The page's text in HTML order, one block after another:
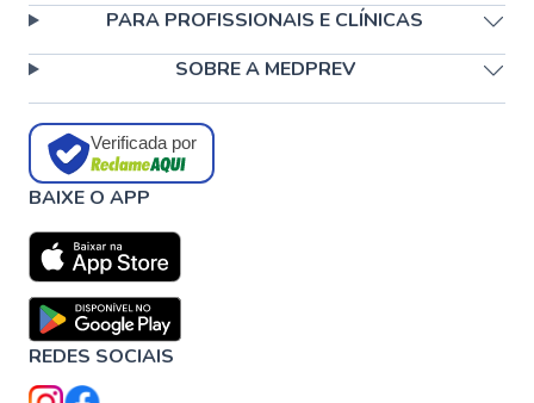
PARA PROFISSIONAIS E CLÍNICAS
SOBRE A MEDPREV
Verificada por
BAIXE O APP
REDES SOCIAIS